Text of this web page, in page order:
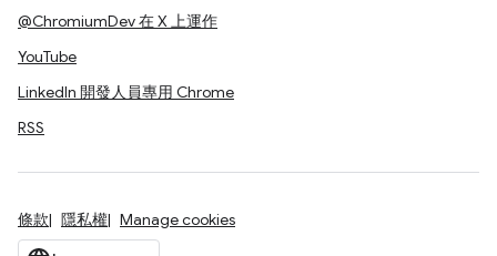
@ChromiumDev 在 X 上運作
YouTube
LinkedIn 開發人員專用 Chrome
RSS
條款 隱私權 Manage cookies